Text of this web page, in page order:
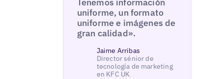
uniforme, un formato
uniforme e imágenes de
gran calidad».
Jaime Arribas
Director sénior de
tecnología de marketing
en KFC UK